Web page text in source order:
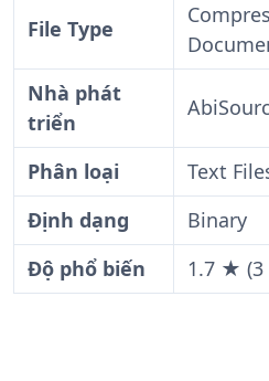
File Type
Nhà phát
triển
Phân loại
Text
Định dạng
Binary
Độ phổ biến
1.7 ★ (3